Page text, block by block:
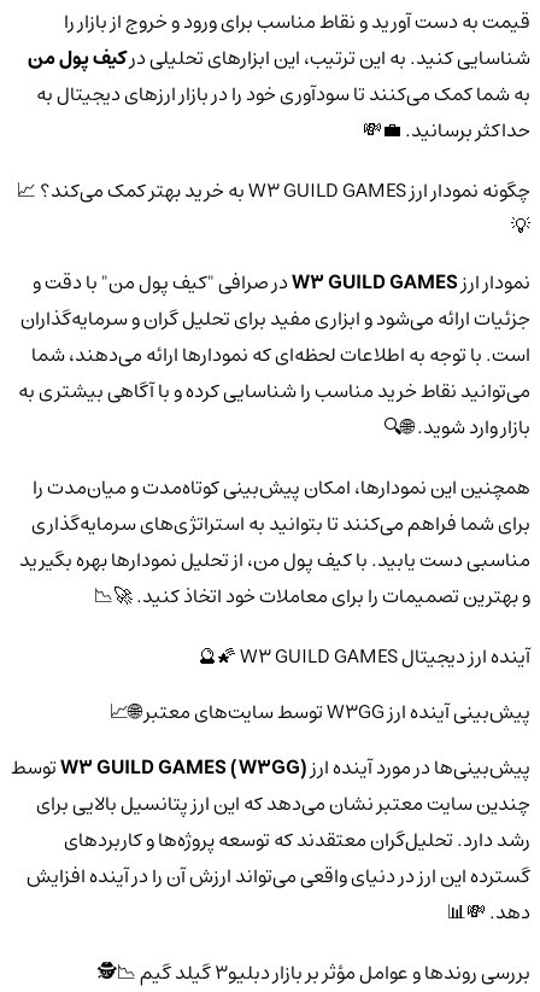
قیمت به دست آورید و نقاط مناسب برای ورود و خروج از بازار را
شناسایی کنید. به این ترتیب، این ابزارهای تحلیلی درکیف پول من
به شما کمک می‌کنند تا سودآوری خود را در بازار ارزهای دیجیتال به
حداکثر برسانید. 💼💸
چگونه نمودار ارز W3 GUILD GAMES به خرید بهتر کمک می‌کند؟ 📈
💡
نمودار ارزW3 GUILD GAMESدر صرافی "کیف پول من" با دقت و
جزئیات ارائه می‌شود و ابزاری مفید برای تحلیل گران و سرمایه‌گذاران
است. با توجه به اطلاعات لحظه‌ای که نمودارها ارائه می‌دهند، شما
می‌توانید نقاط خرید مناسب را شناسایی کرده و با آگاهی بیشتری به
بازار وارد شوید. 🌐🔍
همچنین این نمودارها، امکان پیش‌بینی کوتاه‌مدت و میان‌مدت را
برای شما فراهم می‌کنند تا بتوانید به استراتژی‌های سرمایه‌گذاری
مناسبی دست یابید. با کیف پول من، از تحلیل نمودارها بهره بگیرید
و بهترین تصمیمات را برای معاملات خود اتخاذ کنید. 🚀📉
آینده ارز دیجیتال W3 GUILD GAMES 🌠🔮
پیش‌بینی آینده ارز W3GG توسط سایت‌های معتبر 🌐📈
پیش‌بینی‌ها در مورد آینده ارزW3 GUILD GAMES (W3GG)توسط
چندین سایت معتبر نشان می‌دهد که این ارز پتانسیل بالایی برای
رشد دارد. تحلیل‌گران معتقدند که توسعه پروژه‌ها و کاربردهای
گسترده این ارز در دنیای واقعی می‌تواند ارزش آن را در آینده افزایش
دهد. 💸📊
بررسی روندها و عوامل مؤثر بر بازار دبلیو3 گیلد گیم 📉🕵️